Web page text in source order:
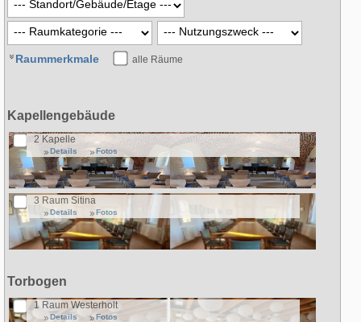
Raummerkmale alle Räume
Kapellengebäude
2 Kapelle
Details Fotos
3 Raum Sitina
Details Fotos
Torbogen
1 Raum Westerholt
Details Fotos